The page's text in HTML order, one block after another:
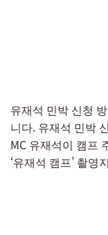
유재석 민박 신청
니다. 유재석 민박
MC 유재석이 캠프
‘유재석 캠프’ 촬